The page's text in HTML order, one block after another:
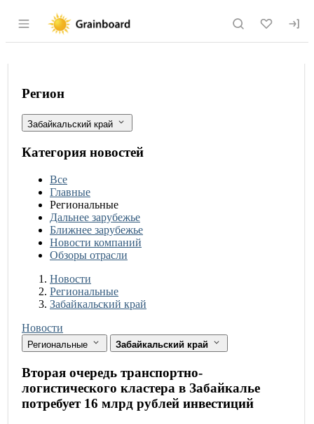
Раздел навигации по сайту
Вторая очередь транспортно-
Фильтры
Регион
Забайкальский край
Категория новостей
Все
Главные
Региональные
Дальнее зарубежье
Ближнее зарубежье
Новости компаний
Обзоры отрасли
Новости
Разделы
Новости
Региональные
Забайкальский край
Новости
Региональные Забайкальский край
Вторая очередь транспортно-
логистического кластера в Забайкалье
потребует 16 млрд рублей инвестиций